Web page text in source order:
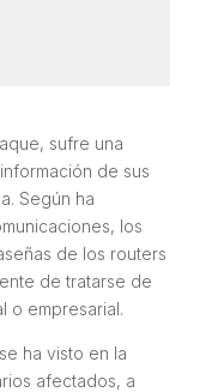
sufre una
de sus
Según ha
los
de los routers
de tratarse de
o empresarial.
ha visto en la
afectados, a